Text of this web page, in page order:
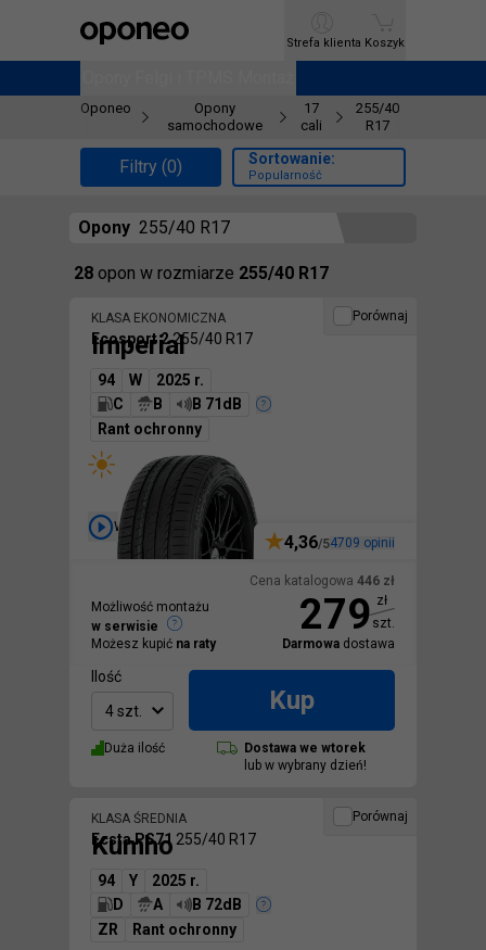
Ctrl M
Strefa klienta
Strefa klienta Koszyk
Koszyk
Oponeo
Opony
samochodowe
17
cali
255/40
R17
Filtry (0) Sortowanie:
Popularność
Opony 255/40 R17
Znaleźliśmy
28 opon w rozmiarze 255/40 R17
Porównaj
Wideo
KLASA EKONOMICZNA
Imperial
Ecosport 2255/40 R17
94 W
2025 r.
C
B
B 71dB
Rant ochronny
Cena katalogowa 446 zł
279 zł
szt.
Darmowa dostawa
4,36/54709 opinii
Możliwość montażu
w serwisie
Możesz kupić na raty
Ilość
4 szt.
Kup
Duża ilość Dostawa we wtorek
lub w wybrany dzień!
Porównaj
KLASA ŚREDNIA
Kumho
Ecsta PS71 255/40 R17
94 Y
2025 r.
D
A
B 72dB
ZR
Rant ochronny